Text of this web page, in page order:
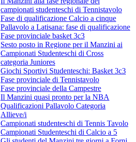
campionati studenteschi di Tennistavolo
Fase di qualificazione Calcio a cinque
Pallavolo a Latisana: fase di qualificazione
Fase provinciale basket 3c3
Sesto posto in Regione per il Manzini ai
Campionati Studenteschi di Cross
categoria Juniores
Giochi Sportivi Studenteschi: Basket 3c3
Fase provinciale di Tennistavolo
Fase provinciale della Campestre
Il Manzini quasi pronto per la NBA
Qualificazioni Pallavolo Categoria
Allieve/i
Campionati studenteschi di Tennis Tavolo
Campionati Studenteschi di Calcio a 5